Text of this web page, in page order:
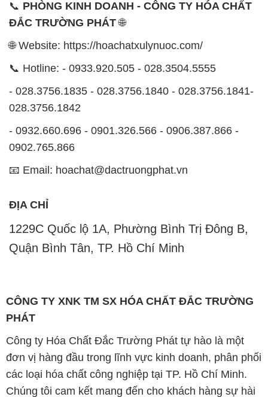
- 028.3756.1835 - 028.3756.1840 - 028.3756.1841-
0902.765.866
📧 Email: hoachat@dactruongphat.vn
ĐỊA CHỈ
1229C Quốc lộ 1A, Phường Bình Trị Đông B,
Quận Bình Tân, TP. Hồ Chí Minh
CÔNG TY XNK TM SX HÓA CHẤT ĐẮC TRƯỜNG
PHÁT
các loại hóa chất công nghiệp tại TP. Hồ Chí Minh.
Chúng tôi cam kết mang đến cho khách hàng sự hài
lòng và đáp ứng nhu cầu của họ một cách tốt nhất.
Với nhiều năm kinh nghiệm trong ngành, chúng tôi
hiểu rõ tầm quan trọng của chất lượng và giá trị của
sản phẩm. Chính vì vậy, chúng tôi luôn tìm kiếm và